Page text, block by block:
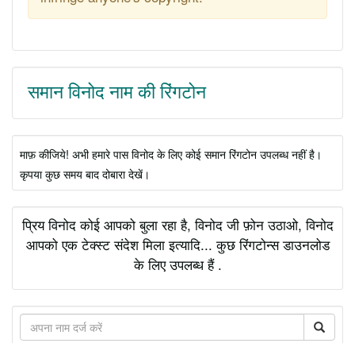
समान विनोद नाम की रिंगटोन
माफ़ कीजिये! अभी हमारे पास विनोद के लिए कोई समान रिंगटोन उपलब्ध नहीं है।
कृपया कुछ समय बाद दोबारा देखें।
प्रिय विनोद कोई आपको बुला रहा है, विनोद जी फ़ोन उठाओ, विनोद
आपको एक टेक्स्ट संदेश मिला इत्यादि... कुछ रिंगटोन्स डाउनलोड
के लिए उपलब्ध हैं .